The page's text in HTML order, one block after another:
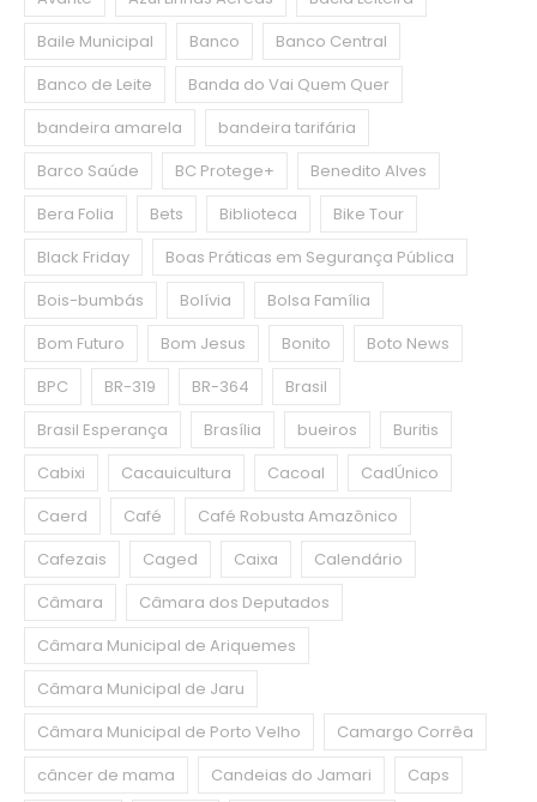
Baile Municipal
Banco
Banco Central
Banco de Leite
Banda do Vai Quem Quer
bandeira amarela
bandeira tarifária
Barco Saúde
BC Protege+
Benedito Alves
Bera Folia
Bets Biblioteca
Bike Tour
Black Friday
Boas Práticas em Segurança Pública
Bois-bumbás
Bolívia
Bolsa Família
Bom Futuro
Bom Jesus Bonito
Boto News
BPC
BR-319 BR-364
Brasil
Brasil Esperança
Brasília bueiros
Buritis
Cabixi
Cacauicultura Cacoal
CadÚnico
Caerd
Café
Café Robusta Amazônico
Cafezais
Caged Caixa
Calendário
Câmara
Câmara dos Deputados
Câmara Municipal de Ariquemes
Câmara Municipal de Jaru
Câmara Municipal de Porto Velho
Camargo Corrêa
câncer de mama
Candeias do Jamari
Caps